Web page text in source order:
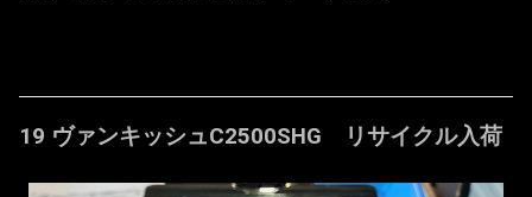
19 ヴァンキッシュC2500SHG リサイクル入荷